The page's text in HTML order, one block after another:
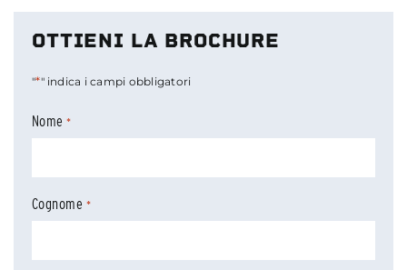
OTTIENI LA BROCHURE
"*" indica i campi obbligatori
Nome *
Cognome *